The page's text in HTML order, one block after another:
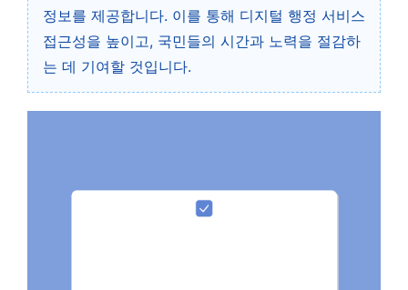
정보를 제공합니다. 이를 통해 디지털 행정 서비스
접근성을 높이고, 국민들의 시간과 노력을 절감하
는 데 기여할 것입니다.